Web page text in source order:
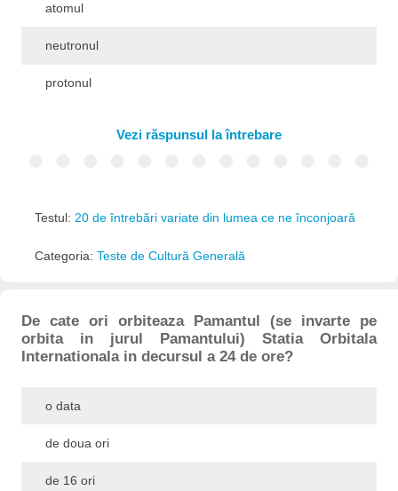
atomul
neutronul
protonul
Vezi răspunsul la întrebare
Testul: 20 de întrebări variate din lumea ce ne înconjoară
Categoria: Teste de Cultură Generală
De cate ori orbiteaza Pamantul (se invarte pe
orbita in jurul Pamantului) Statia Orbitala
Internationala in decursul a 24 de ore?
o data
de doua ori
de 16 ori